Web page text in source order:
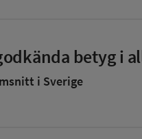
betyg i
i Sverige